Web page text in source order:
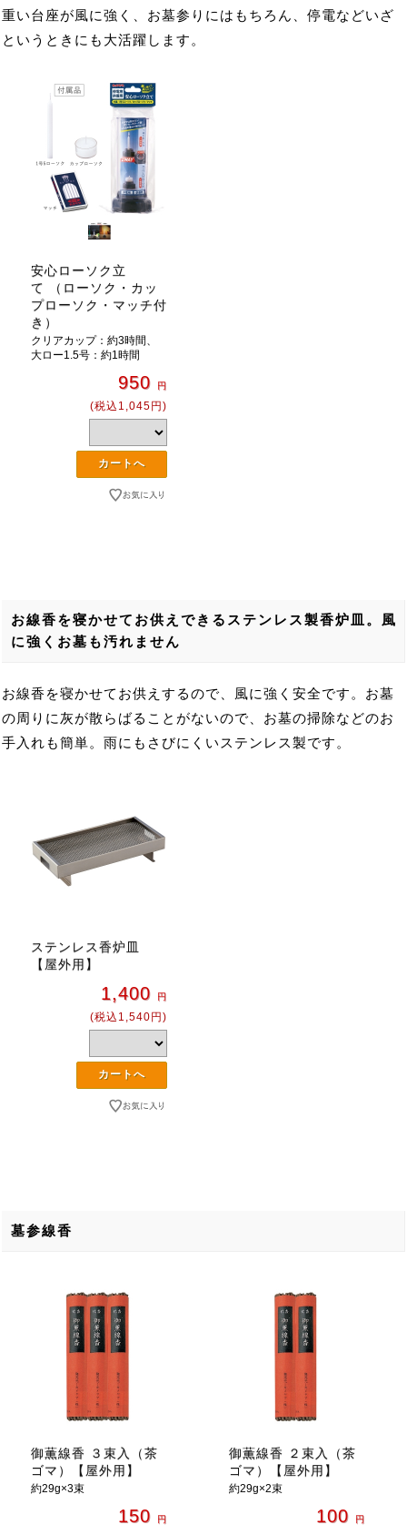
重い台座が風に強く、お墓参りにはもちろん、停電などいざ
というときにも大活躍します。
安心ローソク立
て （ローソク・カッ
プローソク・マッチ付
き）
クリアカップ：約3時間、
大ロー1.5号：約1時間
950 円
(税込1,045円)
お線香を寝かせてお供えできるステンレス製香炉皿。風
に強くお墓も汚れません
お線香を寝かせてお供えするので、風に強く安全です。お墓
の周りに灰が散らばることがないので、お墓の掃除などのお
手入れも簡単。雨にもさびにくいステンレス製です。
ステンレス香炉皿
【屋外用】
1,400 円
(税込1,540円)
墓参線香
御薫線香 ３束入（茶
ゴマ）【屋外用】
約29g×3束
150 円
御薫線香 ２束入（茶
ゴマ）【屋外用】
約29g×2束
100 円